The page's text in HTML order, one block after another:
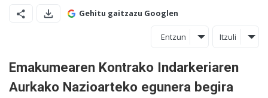
Gehitu gaitzazu Googlen
Entzun Itzuli
Emakumearen Kontrako Indarkeriaren
Aurkako Nazioarteko egunera begira